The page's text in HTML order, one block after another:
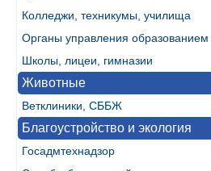
Колледжи, техникумы, училища
Органы управления образованием
Школы, лицеи, гимназии
Животные
Ветклиники, СББЖ
Благоустройство и экология
Госадмтехнадзор